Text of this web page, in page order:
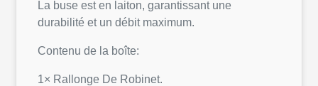
La buse est en laiton, garantissant une
durabilité et un débit maximum.
Contenu de la boîte:
1× Rallonge De Robinet.